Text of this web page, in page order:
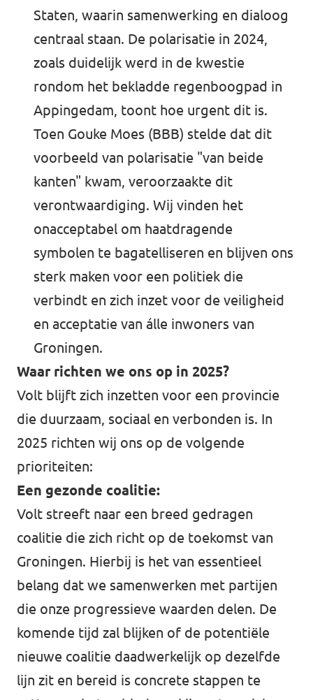
Staten, waarin samenwerking en dialoog
centraal staan. De polarisatie in 2024,
zoals duidelijk werd in de kwestie
rondom het bekladde regenboogpad in
Appingedam, toont hoe urgent dit is.
Toen Gouke Moes (BBB) stelde dat dit
voorbeeld van polarisatie "van beide
kanten" kwam, veroorzaakte dit
verontwaardiging. Wij vinden het
onacceptabel om haatdragende
symbolen te bagatelliseren en blijven ons
sterk maken voor een politiek die
verbindt en zich inzet voor de veiligheid
en acceptatie van álle inwoners van
Groningen.
Waar richten we ons op in 2025?
Volt blijft zich inzetten voor een provincie
die duurzaam, sociaal en verbonden is. In
2025 richten wij ons op de volgende
prioriteiten:
Een gezonde coalitie:
Volt streeft naar een breed gedragen
coalitie die zich richt op de toekomst van
Groningen. Hierbij is het van essentieel
belang dat we samenwerken met partijen
die onze progressieve waarden delen. De
komende tijd zal blijken of de potentiële
nieuwe coalitie daadwerkelijk op dezelfde
lijn zit en bereid is concrete stappen te